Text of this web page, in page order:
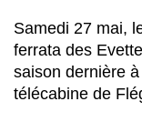
Samedi 27 mai,
ferrata des
saison dernière
télécabine de